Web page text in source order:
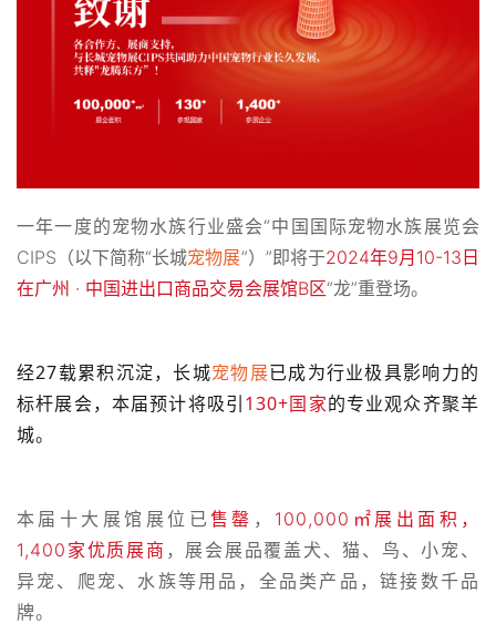
一年一度的宠物水族行业盛会“中国国际宠物水族展览会
CIPS（以下简称“长城宠物展”）”即将于2024年9月10-13日
在广州 · 中国进出口商品交易会展馆B区“龙”重登场。
经27载累积沉淀，长城宠物展已成为行业极具影响力的
标杆展会，本届预计将吸引130+国家的专业观众齐聚羊
城。
本届十大展馆展位已 售罄 ， 100,000㎡展出面积，
1,400家优质展商 ，展会展品覆盖犬、猫、鸟、小宠、
异宠、爬宠、水族等用品，全品类产品，链接数千品
牌。